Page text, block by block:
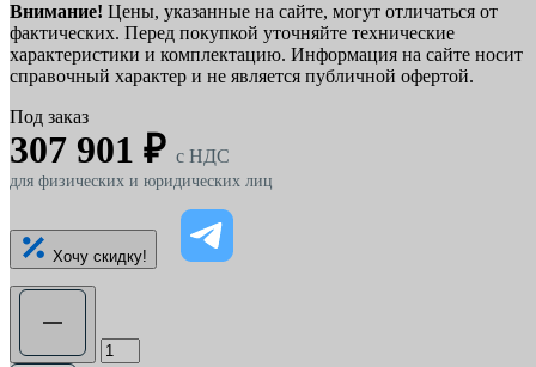
Внимание! Цены, указанные на сайте, могут отличаться от
фактических. Перед покупкой уточняйте технические
характеристики и комплектацию. Информация на сайте носит
справочный характер и не является публичной офертой.
Под заказ
307 901 ₽ c НДС
для физических и юридических лиц
Хочу скидку!